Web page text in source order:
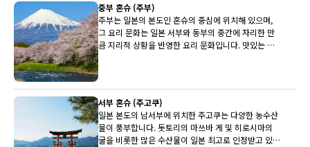
중부 혼슈 (주부)
주부는 일본의 본도인 혼슈의 중심에 위치해 있으며,
그 요리 문화는 일본 서부와 동부의 중간에 자리한 만
큼 지리적 상황을 반영한 요리 문화입니다. 맛있는 히
서부 혼슈 (주고쿠)
일본 본도의 남서부에 위치한 주고쿠는 다양한 농수산
물이 풍부합니다. 돗토리의 마쓰바 게 및 히로시마의
굴을 비롯한 많은 수산물이 일본 최고로 인정받고 있습